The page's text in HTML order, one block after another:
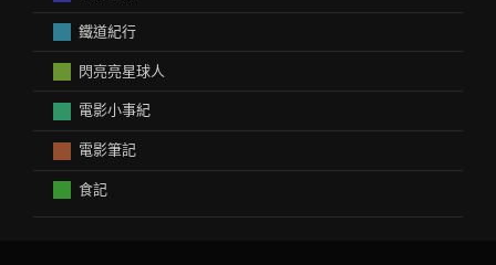
鐵道紀行
閃亮亮星球人
電影小事紀
電影筆記
食記